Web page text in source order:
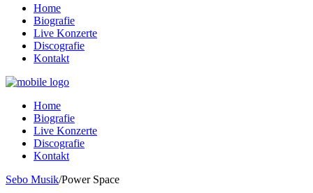
Home
Biografie
Live Konzerte
Discografie
Kontakt
Home
Biografie
Live Konzerte
Discografie
Kontakt
Sebo Musik/Power Space